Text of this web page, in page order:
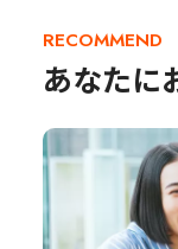
RECOMMEND
あなたに